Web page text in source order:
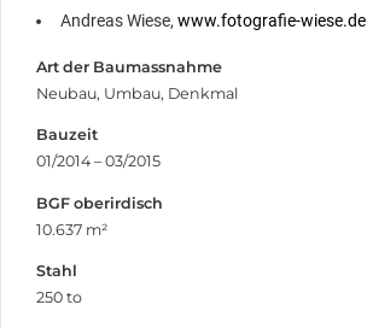
Andreas Wiese, www.fotografie-wiese.de
Art der Baumassnahme
Neubau, Umbau, Denkmal
Bauzeit
01/2014 – 03/2015
BGF oberirdisch
10.637 m²
Stahl
250 to